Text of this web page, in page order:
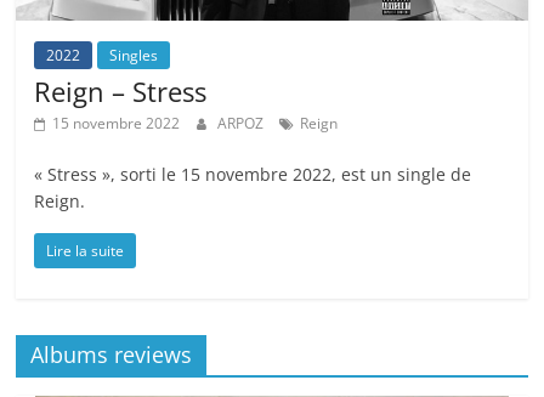
2022 Singles
Reign – Stress
15 novembre 2022 ARPOZ Reign
« Stress », sorti le 15 novembre 2022, est un single de
Reign.
Lire la suite
Albums reviews